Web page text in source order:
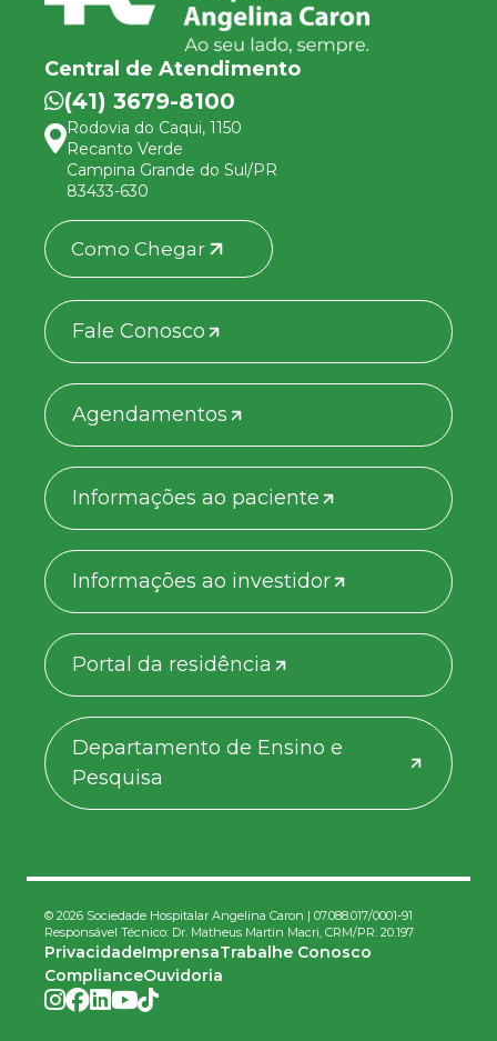
Central de Atendimento
(41) 3679-8100
Rodovia do Caqui, 1150
Recanto Verde
Campina Grande do Sul/PR
83433-630
Como Chegar
Fale Conosco
Agendamentos
Informações ao paciente
Informações ao investidor
Portal da residência
Departamento de Ensino e
Pesquisa
© 2026 Sociedade Hospitalar Angelina Caron | 07.088.017/0001-91
Responsável Técnico: Dr. Matheus Martin Macri, CRM/PR: 20.197
PrivacidadeImprensaTrabalhe Conosco
ComplianceOuvidoria